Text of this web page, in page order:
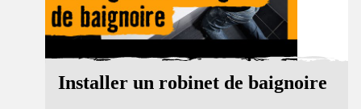
Installer un robinet de baignoire